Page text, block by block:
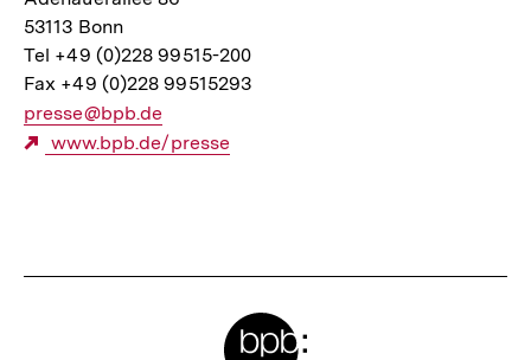
53113 Bonn
Tel +49 (0)228 99515-200
Fax +49 (0)228 99515293
E-
Mail
presse@bpb.de
Externer
www.bpb.de/presse